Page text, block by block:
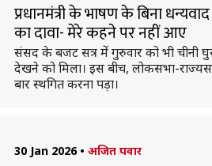
प्रधानमंत्री के भाषण के बिना
का दावा- मेरे कहने पर नहीं आए
संसद के बजट सत्र में गुरुवार को भी चीनी
देखने को मिला। इस बीच, लोकसभा-
बार स्थगित करना पड़ा।
30 Jan 2026 • अजित पवार